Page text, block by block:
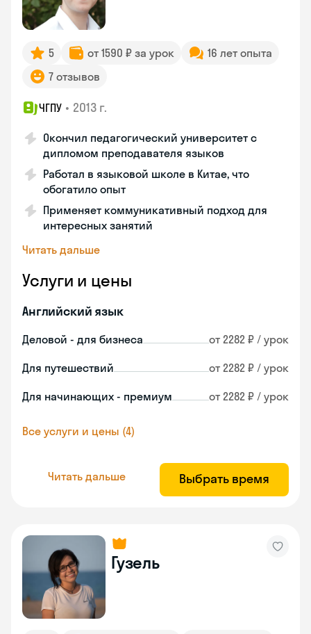
5 от 1590 ₽ за урок
16 лет опыта
7 отзывов
ЧГПУ • 2013 г.
Окончил педагогический университет с
дипломом преподавателя языков
Работал в языковой школе в Китае, что
обогатило опыт
Применяет коммуникативный подход для
интересных занятий
Читать дальше
Услуги и цены
Английский язык
Деловой - для бизнеса от 2282 ₽ / урок
Для путешествий от 2282 ₽ / урок
Для начинающих - премиум от 2282 ₽ / урок
Все услуги и цены (4)
Читать дальше Выбрать время
Гузель